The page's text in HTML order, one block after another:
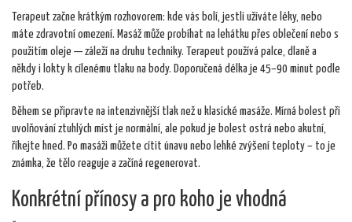
Terapeut začne krátkým rozhovorem: kde vás bolí, jestli užíváte léky, nebo
máte zdravotní omezení. Masáž může probíhat na lehátku přes oblečení nebo s
použitím oleje — záleží na druhu techniky. Terapeut používá palce, dlaně a
někdy i lokty k cílenému tlaku na body. Doporučená délka je 45–90 minut podle
potřeb.
Během se připravte na intenzivnější tlak než u klasické masáže. Mírná bolest při
uvolňování ztuhlých míst je normální, ale pokud je bolest ostrá nebo akutní,
říkejte hned. Po masáži můžete cítit únavu nebo lehké zvýšení teploty – to je
známka, že tělo reaguje a začíná regenerovat.
Konkrétní přínosy a pro koho je vhodná